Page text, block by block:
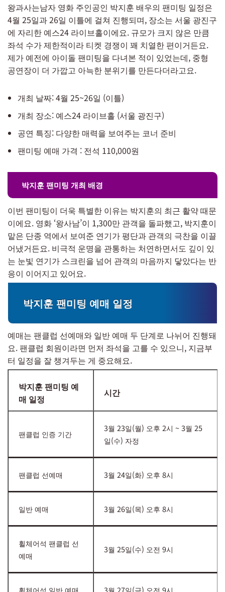
왕과사는남자 영화 주인공인 박지훈 배우의 팬미팅 일정은
4월 25일과 26일 이틀에 걸쳐 진행되며, 장소는 서울 광진구
에 자리한 예스24 라이브홀이에요. 규모가 크지 않은 만큼
좌석 수가 제한적이라 티켓 경쟁이 꽤 치열한 편이거든요.
제가 예전에 아이돌 팬미팅을 다녀본 적이 있었는데, 중형
공연장이 더 가깝고 아늑한 분위기를 만든다더라고요.
개최 날짜: 4월 25~26일 (이틀)
개최 장소: 예스24 라이브홀 (서울 광진구)
공연 특징: 다양한 매력을 보여주는 코너 준비
팬미팅 예매 가격 : 전석 110,000원
박지훈 팬미팅 개최 배경
이번 팬미팅이 더욱 특별한 이유는 박지훈의 최근 활약 때문
이에요. 영화 ‘왕사남’이 1,300만 관객을 돌파했고, 박지훈이
맡은 단종 역에서 보여준 연기가 평단과 관객의 극찬을 이끌
어냈거든요. 비극적 운명을 관통하는 처연하면서도 깊이 있
는 눈빛 연기가 스크린을 넘어 관객의 마음까지 닿았다는 반
응이 이어지고 있어요.
박지훈 팬미팅 예매 일정
예매는 팬클럽 선예매와 일반 예매 두 단계로 나뉘어 진행돼
요. 팬클럽 회원이라면 먼저 좌석을 고를 수 있으니, 지금부
터 일정을 잘 챙겨두는 게 중요해요.
박지훈 팬미팅 예
매 일정
시간
팬클럽 인증 기간
3월 23일(월) 오후 2시 ~ 3월 25
일(수) 자정
팬클럽 선예매 3월 24일(화) 오후 8시
일반 예매 3월 26일(목) 오후 8시
휠체어석 팬클럽 선
예매
3월 25일(수) 오전 9시
휠체어석 일반 예매 3월 27일(금) 오전 9시